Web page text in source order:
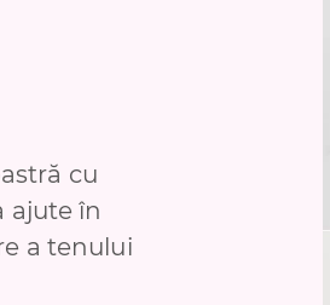
cu
ajute în
a tenului